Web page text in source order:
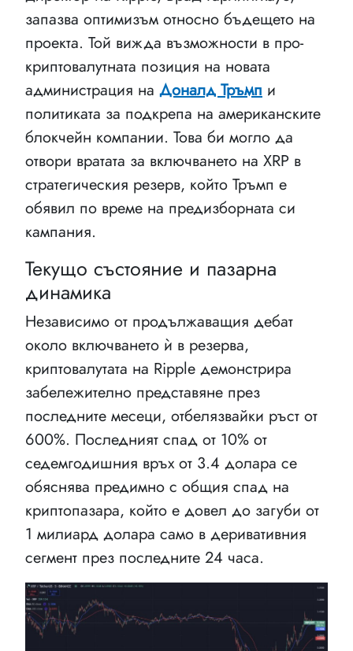
запазва оптимизъм относно бъдещето на
проекта. Той вижда възможности в про-
криптовалутната позиция на новата
администрация на Доналд Тръмп и
политиката за подкрепа на американските
блокчейн компании. Това би могло да
отвори вратата за включването на XRP в
стратегическия резерв, който Тръмп е
обявил по време на предизборната си
кампания.
Текущо състояние и пазарна
динамика
Независимо от продължаващия дебат
около включването ѝ в резерва,
криптовалутата на Ripple демонстрира
забележително представяне през
последните месеци, отбелязвайки ръст от
600%. Последният спад от 10% от
седемгодишния връх от 3.4 долара се
обяснява предимно с общия спад на
криптопазара, който е довел до загуби от
1 милиард долара само в деривативния
сегмент през последните 24 часа.